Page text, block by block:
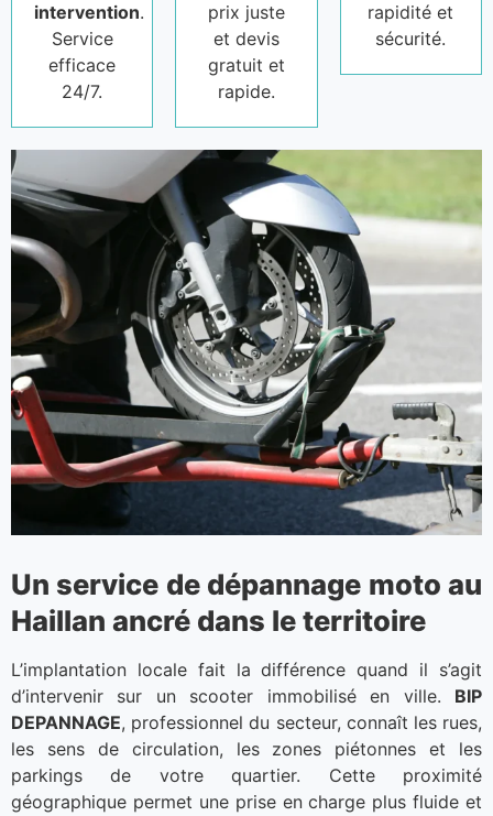
intervention.
Service
efficace
24/7.
prix juste
et devis
gratuit et
rapide.
rapidité et
sécurité.
Un service de dépannage moto au
Haillan ancré dans le territoire
L’implantation locale fait la différence quand il s’agit
d’intervenir sur un scooter immobilisé en ville. BIP
DEPANNAGE, professionnel du secteur, connaît les rues,
les sens de circulation, les zones piétonnes et les
parkings de votre quartier. Cette proximité
géographique permet une prise en charge plus fluide et